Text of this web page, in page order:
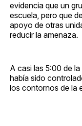
evidencia que un
escuela, pero que
apoyo de otras
reducir la amenaza.
A casi las 5:00 de
había sido
los contornos de la